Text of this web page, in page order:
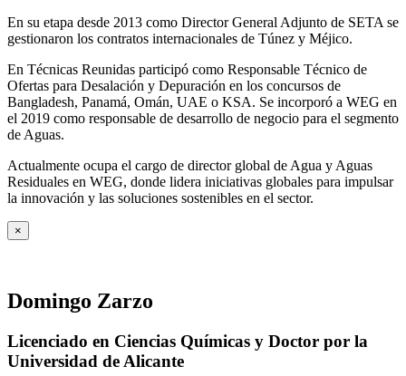
En su etapa desde 2013 como Director General Adjunto de SETA se
gestionaron los contratos internacionales de Túnez y Méjico.
En Técnicas Reunidas participó como Responsable Técnico de
Ofertas para Desalación y Depuración en los concursos de
Bangladesh, Panamá, Omán, UAE o KSA. Se incorporó a WEG en
el 2019 como responsable de desarrollo de negocio para el segmento
de Aguas.
Actualmente ocupa el cargo de director global de Agua y Aguas
Residuales en WEG, donde lidera iniciativas globales para impulsar
la innovación y las soluciones sostenibles en el sector.
×
Domingo Zarzo
Licenciado en Ciencias Químicas y Doctor por la
Universidad de Alicante